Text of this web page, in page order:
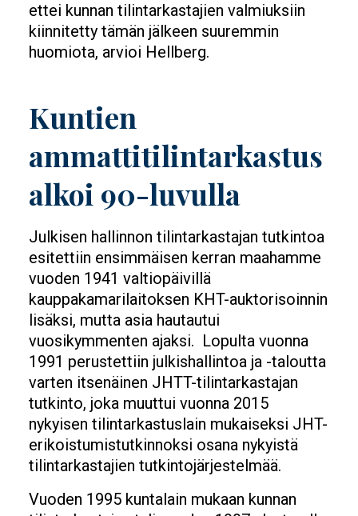
ettei kunnan tilintar­kastajien valmiuksiin
kiinnitetty tämän jälkeen suuremmin
huomiota, arvioi Hellberg.
Kuntien
ammattitilintarkastus
alkoi 90-luvulla
Julkisen hallinnon tilintarkastajan tutkintoa
esitettiin ensimmäisen kerran maahamme
vuoden 1941 valtiopäivillä
kauppakamarilaitoksen KHT-auktorisoinnin
lisäksi, mutta asia hautautui
vuosikymmenten ajaksi. Lopulta vuonna
1991 perustettiin julkishallintoa ja -taloutta
varten itsenäinen JHTT-tilintarkastajan
tutkinto, joka muuttui vuonna 2015
nykyisen tilintarkastuslain mukaiseksi JHT-
erikoistumistutkinnoksi osana nykyistä
tilintarkastajien tutkintojärjestelmää.
Vuoden 1995 kuntalain mukaan kunnan